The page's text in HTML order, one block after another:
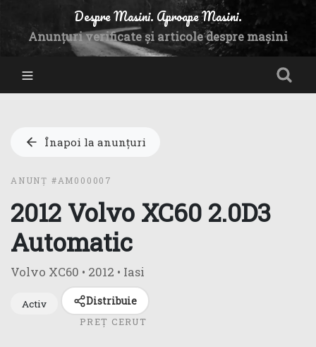
Despre Masini. Aproape Masini.
Anunțuri verificate și articole despre mașini
Înapoi la anunțuri
ANUNȚ #AM000007
2012 Volvo XC60 2.0D3
Automatic
Volvo XC60 • 2012 • Iasi
Activ Distribuie
PREȚ CERUT